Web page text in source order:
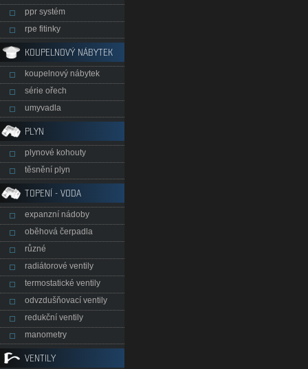
ppr systém
rpe fitinky
KOUPELNOVÝ NÁBYTEK
koupelnový nábytek
série ořech
umyvadla
PLYN
plynové kohouty
těsnění plyn
TOPENÍ - VODA
expanzní nádoby
oběhová čerpadla
různé
radiátorové ventily
termostatické ventily
odvzdušňovací ventily
redukční ventily
manometry
VENTILY